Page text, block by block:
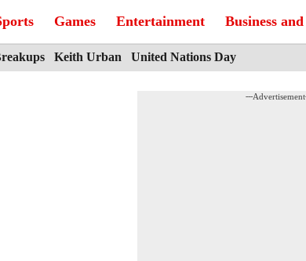
Games Entertainment Business
Keith Urban United Nations Day
---